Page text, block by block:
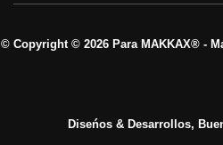
© Copyright © 2026 Para MAKKAX® -
Diseńos & Desarrollos,